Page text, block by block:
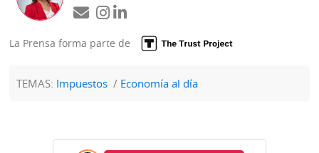
La Prensa forma parte de
TEMAS: Impuestos Economía al día